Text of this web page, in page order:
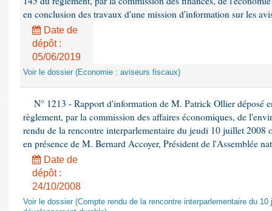
en conclusion des travaux d'une mission d'information sur les
Date de
dépôt :
05/06/2019
Voir le dossier (Economie : aviseurs fiscaux)
N° 1213 - Rapport d'information de M. Patrick Ollier déposé
règlement, par la commission des affaires économiques, de
rendu de la rencontre interparlementaire du jeudi 10 juillet 2008
en présence de M. Bernard Accoyer, Président de l'Assemblée
Date de
dépôt :
24/10/2008
Voir le dossier (Compte rendu de la rencontre interparlementaire du